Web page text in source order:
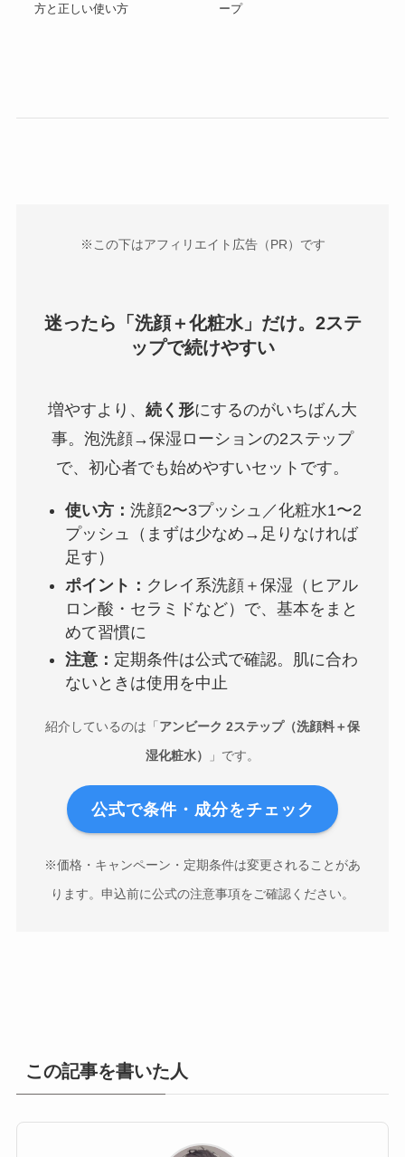
方と正しい使い方
ープ
※この下はアフィリエイト広告（PR）です
迷ったら「洗顔＋化粧水」だけ。2ステ
ップで続けやすい
増やすより、 続く形にするのがいちばん大
事。泡洗顔→保湿ローションの2ステップ
で、初心者でも始めやすいセットです。
使い方： 洗顔2〜3プッシュ／化粧水1〜2
プッシュ（まずは少なめ→足りなければ
足す）
ポイント： クレイ系洗顔＋保湿（ヒアル
ロン酸・セラミドなど）で、基本をまと
めて習慣に
注意： 定期条件は公式で確認。肌に合わ
ないときは使用を中止
紹介しているのは「 アンビーク 2ステップ（洗顔料＋保
湿化粧水）
」です。
公式で条件・成分をチェック
※価格・キャンペーン・定期条件は変更されることがあ
ります。申込前に公式の注意事項をご確認ください。
この記事を書いた人